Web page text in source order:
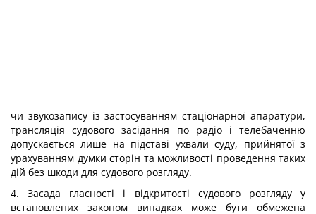
чи звукозапису із застосуванням стаціонарної апаратури,
трансляція судового засідання по радіо і телебаченню
допускається лише на підставі ухвали суду, прийнятої з
урахуванням думки сторін та можливості проведення таких
дій без шкоди для судового розгляду.
4. Засада гласності і відкритості судового розгляду у
встановлених законом випадках може бути обмежена